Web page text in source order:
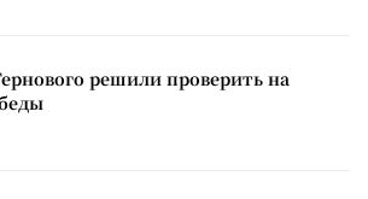
решили проверить на